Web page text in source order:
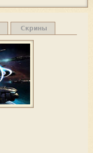
Скрины